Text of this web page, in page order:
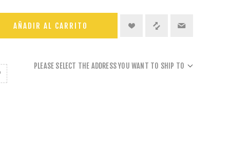
AÑADIR AL CARRITO
PLEASE SELECT THE ADDRESS YOU WANT TO SHIP TO